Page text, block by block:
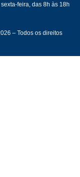
feira, das 8h às 18h
– Todos os direitos